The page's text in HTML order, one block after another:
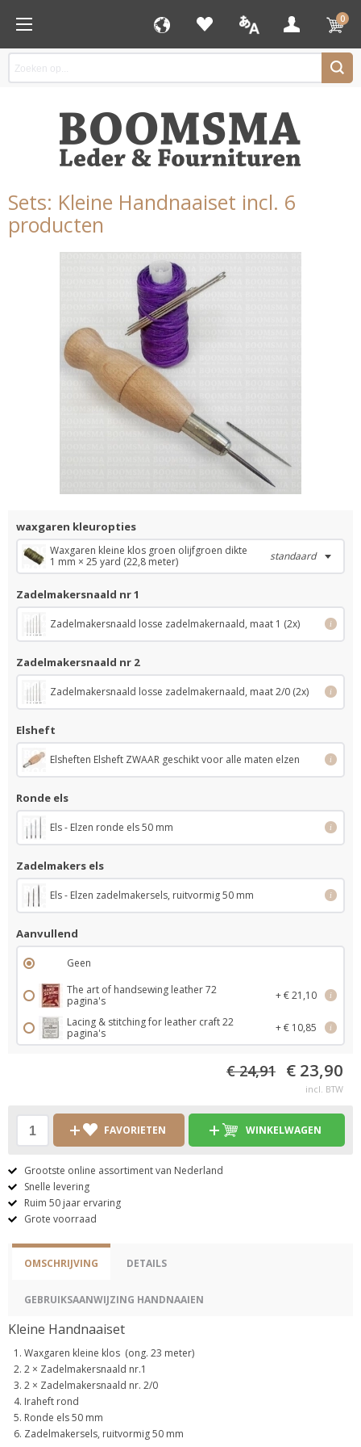
0
Sets: Kleine Handnaaiset incl. 6
producten
waxgaren kleuropties
Waxgaren kleine klos groen olijfgroen dikte
1 mm × 25 yard (22,8 meter)
standaard
Zadelmakersnaald nr 1
Zadelmakersnaald losse zadelmakernaald, maat 1 (2x) i
Zadelmakersnaald nr 2
Zadelmakersnaald losse zadelmakernaald, maat 2/0 (2x) i
Elsheft
Elsheften Elsheft ZWAAR geschikt voor alle maten elzen i
Ronde els
Els - Elzen ronde els 50 mm i
Zadelmakers els
Els - Elzen zadelmakersels, ruitvormig 50 mm i
Aanvullend
Geen
The art of handsewing leather 72
pagina's
+ € 21,10 i
Lacing & stitching for leather craft 22
pagina's
+ € 10,85 i
€ 24,91 € 23,90
incl. BTW
FAVORIETEN WINKELWAGEN
Grootste online assortiment van Nederland
Snelle levering
Ruim 50 jaar ervaring
Grote voorraad
OMSCHRIJVING DETAILS
GEBRUIKSAANWIJZING HANDNAAIEN
Kleine Handnaaiset
Waxgaren kleine klos (ong. 23 meter)
2 × Zadelmakersnaald nr.1
2 × Zadelmakersnaald nr. 2/0
Iraheft rond
Ronde els 50 mm
Zadelmakersels, ruitvormig 50 mm